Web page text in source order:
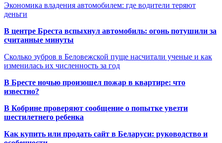
Экономика владения автомобилем: где водители теряют
деньги
В центре Бреста вспыхнул автомобиль: огонь потушили за
считанные минуты
Сколько зубров в Беловежской пуще насчитали ученые и как
изменилась их численность за год
В Бресте ночью произошел пожар в квартире: что
известно?
В Кобрине проверяют сообщение о попытке увезти
шестилетнего ребенка
Как купить или продать сайт в Беларуси: руководство и